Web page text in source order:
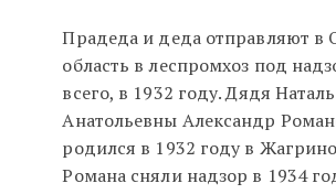
Прадеда и деда отправляют в
область в леспромхоз под
всего, в 1932 году. Дядя
Анатольевны Александр
родился в 1932 году в
Романа сняли надзор в 1934